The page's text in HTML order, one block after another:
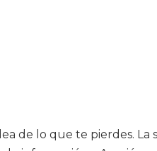
de lo que te pierdes.